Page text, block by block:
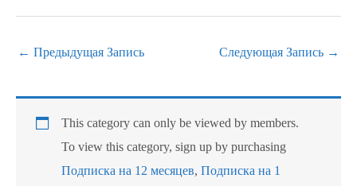
← Предыдущая Запись Следующая Запись →
This category can only be viewed by members.
To view this category, sign up by purchasing
Подписка на 12 месяцев,Подписка на 1